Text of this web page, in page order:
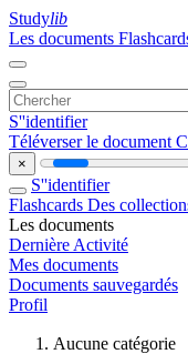
Studylib
Les documents
S''identifier
Téléverser le document
×
S''identifier
Flashcards Des
Les documents
Dernière Activité
Mes documents
Documents sauvegardés
Profil
Aucune catégorie